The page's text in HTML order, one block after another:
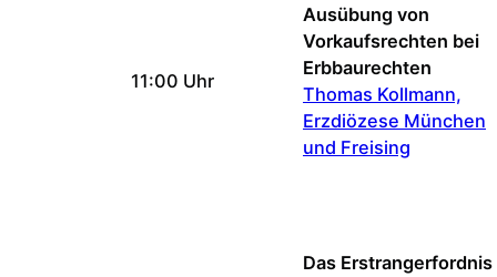
11:00 Uhr
Ausübung von
Vorkaufsrechten bei
Erbbaurechten
Thomas Kollmann,
Erzdiözese München
und Freising
Das Erstrangerfordnis